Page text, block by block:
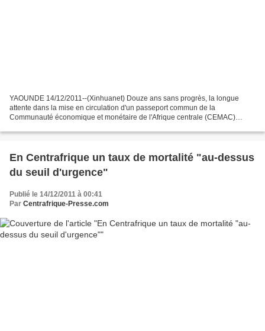
YAOUNDE 14/12/2011--(Xinhuanet) Douze ans sans progrès, la longue
attente dans la mise en circulation d'un passeport commun de la
Communauté économique et monétaire de l'Afrique centrale (CEMAC)
En Centrafrique un taux de mortalité "au-dessus
du seuil d'urgence"
Publié le 14/12/2011 à 00:41
Par Centrafrique-Presse.com